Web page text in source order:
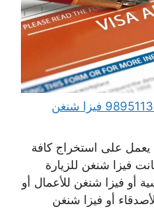
مكتب استخراج فيزا شنغن 98951133 فيزا شنغن
يعمل على استخراج كافة
فيزا شنغن للزيارة
أو فيزا شنغن للأعمال أو
أو فيزا شنغن